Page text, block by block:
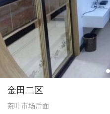
金田二区
茶叶市场后面